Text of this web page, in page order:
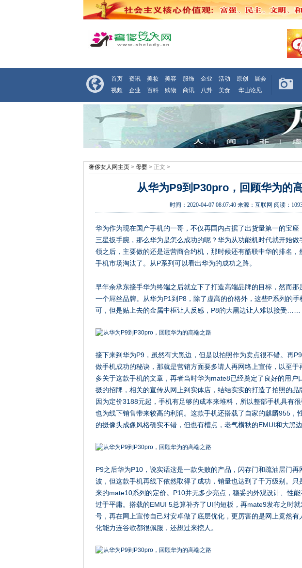
首页 资讯 美妆 美容 服饰 企业 活动 原创
展会
视频
企业 百科 购物 商讯 八卦 美食 华山论见
奢侈女人网主页 > 母婴 > 正文 >
从华为P9到P30pro，回顾华为的
时间： 2020-04-07 08:07:40来源： 互联网 阅读：
华为作为现在国产手机的一哥，不仅再国内占据了出货量第一的宝
三星扳手腕，那么华为是怎么成功的呢？华为从功能机时代就开始
领之后，主要做的还是运营商合约机，那时候还有酷联中华的排名，
手机市场淘汰了。从P系列可以看出华为的成功之路。
早年余承东接手华为终端之后就立下了打造高端品牌的目标，然而那
一个屌丝品牌。从华为P1到P8，除了虚高的价格外，这些P系列的手
可，但是贴上去的金属中框让人反感，P8的大黑边让人难以接受……
接下来到华为P9，虽然有大黑边，但是以拍照作为卖点很不错。再
做手机成功的秘诀，那就是营销方面要多请人再网络上宣传，以至于
多关于这款手机的文章，再者当时华为mate8已经奠定了良好的用户
摄的招牌，相关的宣传从网上到实体店，结结实实的打造了拍照的品
因为定价3188元起，手机有足够的成本来堆料，所以整部手机具有
也为线下销售带来较高的利润。这款手机还搭载了自家的麒麟955，
的摄像头成像风格确实不错，但也有槽点，老气横秋的EMUI和大黑边
P9之后华为P10，说实话这是一款失败的产品，闪存门和疏油层门再
波，但这款手机再线下依然取得了成功，销量也达到了千万级别。
来的mate10系列的定价。P10并无多少亮点，稳妥的外观设计、性
过于平庸。搭载的EMUI 5总算补齐了UI的短板，再mate9发布之时
号，再在网上宣传自己对安卓做了底层优化，更厉害的是网上竟然
化能力连谷歌都很佩服，还想过来挖人。